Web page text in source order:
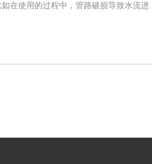
在使用的过程中，管路破损导致水流进...